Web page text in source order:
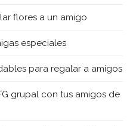
flores a un amigo
especiales
para regalar a amigos
grupal con tus amigos de